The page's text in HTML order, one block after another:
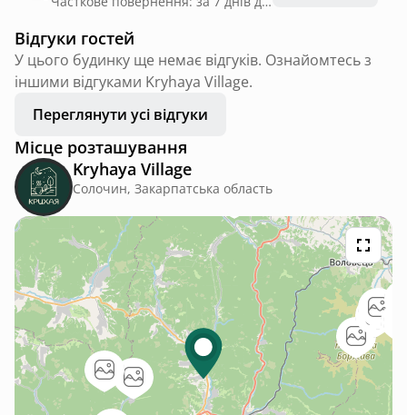
Відгуки гостей
У цього будинку ще немає відгуків. Ознайомтесь з
іншими відгуками Kryhaya Village.
Переглянути усі відгуки
Місце розташування
Kryhaya Village
Солочин, Закарпатська область